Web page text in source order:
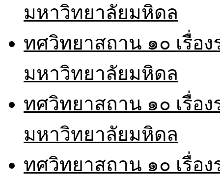
มหาวิทยาลัยมหิดล
ทศวิทยาสถาน ๑๐ เรื่อ
มหาวิทยาลัยมหิดล
ทศวิทยาสถาน ๑๐ เรื่อ
มหาวิทยาลัยมหิดล
ทศวิทยาสถาน ๑๐ เรื่อ